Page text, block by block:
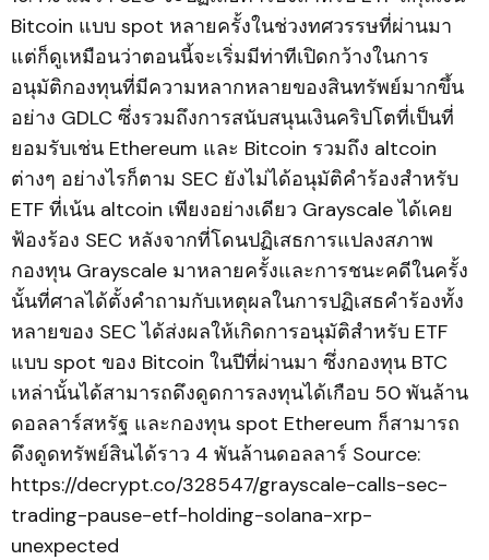
Bitcoin แบบ spot หลายครั้งในช่วงทศวรรษที่ผ่านมา
แต่ก็ดูเหมือนว่าตอนนี้จะเริ่มมีท่าทีเปิดกว้างในการ
อนุมัติกองทุนที่มีความหลากหลายของสินทรัพย์มากขึ้น
อย่าง GDLC ซึ่งรวมถึงการสนับสนุนเงินคริปโตที่เป็นที่
ยอมรับเช่น Ethereum และ Bitcoin รวมถึง altcoin
ต่างๆ อย่างไรก็ตาม SEC ยังไม่ได้อนุมัติคำร้องสำหรับ
ETF ที่เน้น altcoin เพียงอย่างเดียว Grayscale ได้เคย
ฟ้องร้อง SEC หลังจากที่โดนปฏิเสธการแปลงสภาพ
กองทุน Grayscale มาหลายครั้งและการชนะคดีในครั้ง
นั้นที่ศาลได้ตั้งคำถามกับเหตุผลในการปฏิเสธคำร้องทั้ง
หลายของ SEC ได้ส่งผลให้เกิดการอนุมัติสำหรับ ETF
แบบ spot ของ Bitcoin ในปีที่ผ่านมา ซึ่งกองทุน BTC
เหล่านั้นได้สามารถดึงดูดการลงทุนได้เกือบ 50 พันล้าน
ดอลลาร์สหรัฐ และกองทุน spot Ethereum ก็สามารถ
ดึงดูดทรัพย์สินได้ราว 4 พันล้านดอลลาร์ Source:
https://decrypt.co/328547/grayscale-calls-sec-
trading-pause-etf-holding-solana-xrp-
unexpected